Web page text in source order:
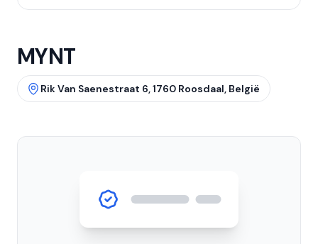
MYNT
Rik Van Saenestraat 6, 1760 Roosdaal, België